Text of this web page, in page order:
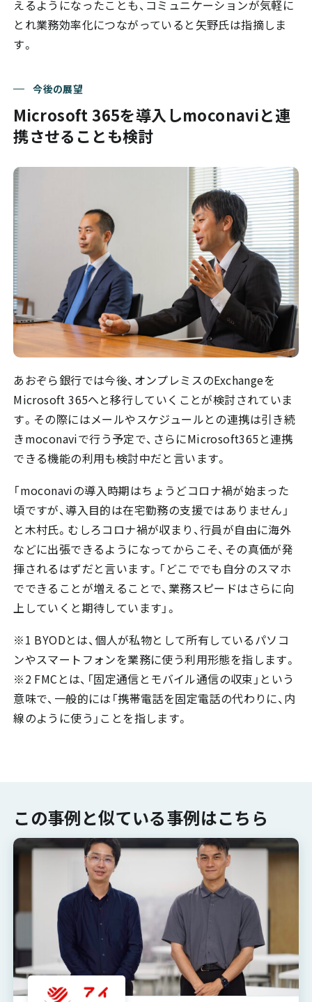
えるようになったことも、コミュニケーションが気軽に
とれ業務効率化につながっていると矢野氏は指摘しま
す。
今後の展望
Microsoft 365を導入しmoconaviと連
携させることも検討
あおぞら銀行では今後、オンプレミスのExchangeを
Microsoft 365へと移行していくことが検討されていま
す。その際にはメールやスケジュールとの連携は引き続
きmoconaviで行う予定で、さらにMicrosoft365と連携
できる機能の利用も検討中だと言います。
「moconaviの導入時期はちょうどコロナ禍が始まった
頃ですが、導入目的は在宅勤務の支援ではありません」
と木村氏。むしろコロナ禍が収まり、行員が自由に海外
などに出張できるようになってからこそ、その真価が発
揮されるはずだと言います。「どこででも自分のスマホ
でできることが増えることで、業務スピードはさらに向
上していくと期待しています」。
※1 BYODとは、個人が私物として所有しているパソコ
ンやスマートフォンを業務に使う利用形態を指します。
※2 FMCとは、「固定通信とモバイル通信の収束」という
意味で、一般的には「携帯電話を固定電話の代わりに、内
線のように使う」ことを指します。
この事例と似ている事例はこちら